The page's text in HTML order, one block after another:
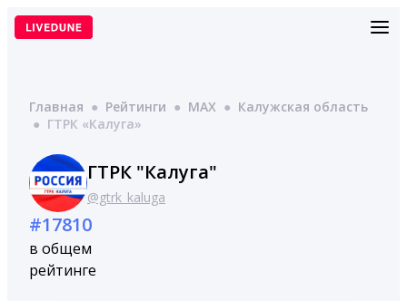
Перейти
Главная ● Рейтинги ● MAX ● Калужская область
● ГТРК «Калуга»
ГТРК "Калуга"
@gtrk_kaluga
#17810
в общем
рейтинге